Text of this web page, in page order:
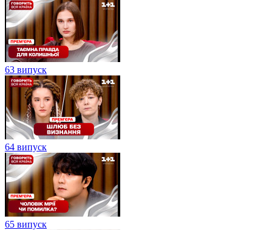
63 випуск
64 випуск
65 випуск